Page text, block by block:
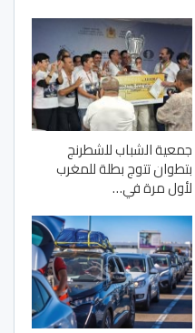
جمعية الشباب للشطرنج
بتطوان تتوج بطلة للمغرب
لأول مرة في…